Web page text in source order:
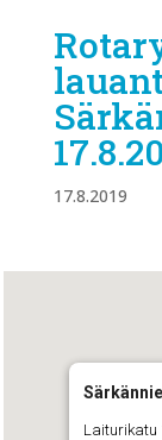
17.8.2019
Laiturikatu